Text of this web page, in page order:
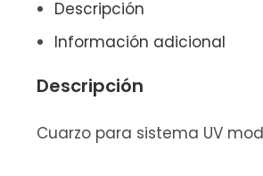
Descripción
Información adicional
Descripción
Cuarzo para sistema UV